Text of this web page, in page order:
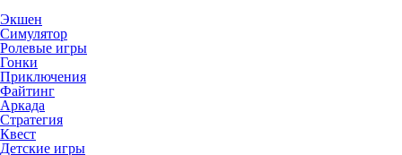
Экшен
Симулятор
Ролевые игры
Гонки
Приключения
Файтинг
Аркада
Стратегия
Квест
Детские игры